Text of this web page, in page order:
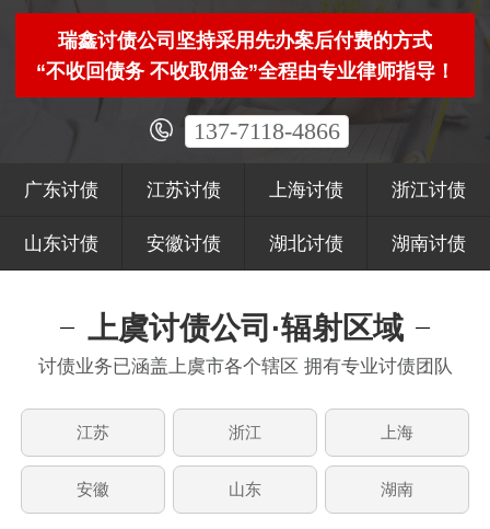
瑞鑫讨债公司坚持采用先办案后付费的方式
“不收回债务 不收取佣金”全程由专业律师指导！
137-7118-4866
广东讨债 江苏讨债 上海讨债 浙江讨债
山东讨债 安徽讨债 湖北讨债 湖南讨债
上虞讨债公司·辐射区域
讨债业务已涵盖上虞市各个辖区 拥有专业讨债团队
江苏 浙江 上海
安徽 山东 湖南